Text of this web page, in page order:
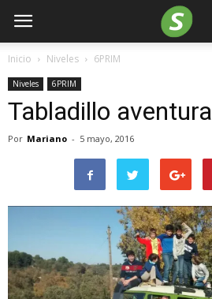
Inicio Niveles 6PRIM
Niveles 6PRIM
Tabladillo aventura
Por Mariano - 5 mayo, 2016